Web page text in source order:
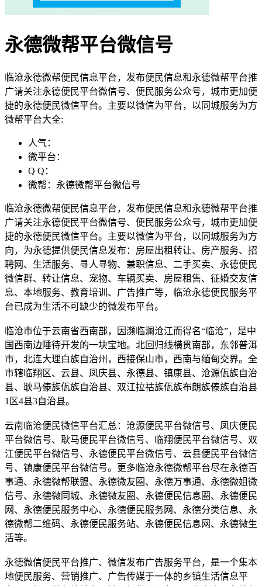
永德微帮平台微信号
临沧永德微帮便民信息平台，发布便民信息和永德微帮平台推
广请关注永德便民平台微信号、便民服务公众号，城市更加便
捷的永德便民微信平台。主要以微信为平台，以同城服务为方
微帮平台大全:
人气：
微平台：
Q Q：
微帮：永德微帮平台微信号
临沧永德微帮便民信息平台，发布便民信息和永德微帮平台推
广请关注永德便民平台微信号、便民服务公众号，城市更加便
捷的永德便民微信平台。主要以微信为平台，以同城服务为方
向，为永德提供便民信息发布：房屋出租转让、房产服务、招
聘网、生活服务、寻人寻物、兼职信息、二手买卖、永德便民
微信群、转让信息、宠物、车辆买卖、房屋租售、征婚交友信
息、本地服务、教育培训、广告推广等，临沧永德便民服务平
台已成为生活不可缺少的微发布平台。
临沧市位于云南省西南部，因濒临澜沧江而得名“临沧”，是中
国西南边陲待开发的一块宝地。北回归线横贯南部，东邻普洱
市，北连大理白族自治州，西接保山市，西南与缅甸交界。全
市辖临翔区、云县、凤庆县、永德县、镇康县、沧源佤族自治
县、耿马傣族佤族自治县、双江拉祜族佤族布朗族傣族自治县
1区4县3自治县。
云南临沧便民微信平台汇总：沧源便民平台微信号、凤庆便民
平台微信号、耿马便民平台微信号、临翔便民平台微信号、双
江便民平台微信号、永德便民平台微信号、云县便民平台微信
号、镇康便民平台微信号。更多临沧永德微帮平台尽在永德百
事通、永德微帮联盟、永德微友圈、永德万事通、永德微姐微
信号、永德微同城、永德微友圈、永德便民信息圈、永德便民
网、永德便民服务中心、永德便民服务网、永德分类信息、永
德微帮二维码、永德便民服务站、永德便民信息网、永德微生
活等。
永德微信便民平台推广、微信发布广告服务平台，是一个集本
地便民服务、营销推广、广告传媒于一体的乡镇生活信息平